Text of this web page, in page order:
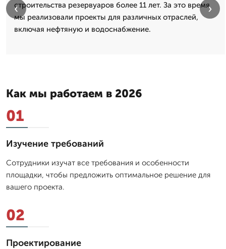
строительства резервуаров более 11 лет. За это время
мы реализовали проекты для различных отраслей,
включая нефтяную и водоснабжение.
‹ ›
Как мы работаем в 2026
01
Изучение требований
Сотрудники изучат все требования и особенности
площадки, чтобы предложить оптимальное решение для
вашего проекта.
02
Проектирование